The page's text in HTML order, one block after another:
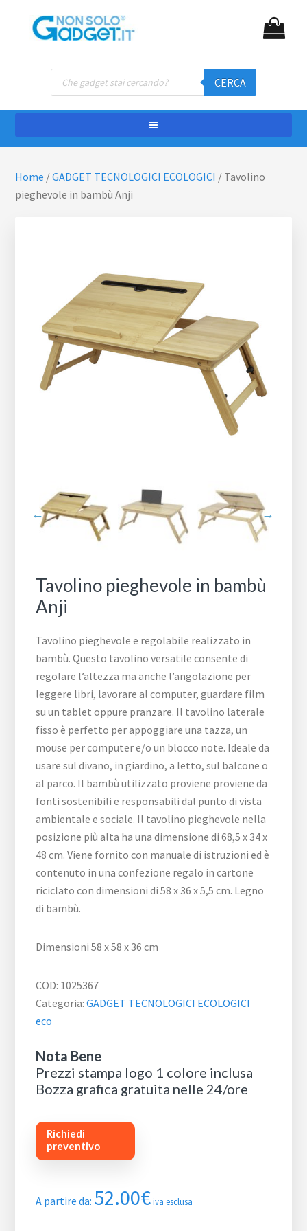
contenuto
NON SOLO GADGET
Gadget personalizzati
Ricerca
prodotti
CERCA
Home /GADGET TECNOLOGICI ECOLOGICI / Tavolino
pieghevole in bambù Anji
Tavolino pieghevole in bambù
Anji
Tavolino pieghevole e regolabile realizzato in
bambù. Questo tavolino versatile consente di
regolare l’altezza ma anche l’angolazione per
leggere libri, lavorare al computer, guardare film
su un tablet oppure pranzare. Il tavolino laterale
fisso è perfetto per appoggiare una tazza, un
mouse per computer e/o un blocco note. Ideale da
usare sul divano, in giardino, a letto, sul balcone o
al parco. Il bambù utilizzato proviene proviene da
fonti sostenibili e responsabili dal punto di vista
ambientale e sociale. Il tavolino pieghevole nella
posizione più alta ha una dimensione di 68,5 x 34 x
48 cm. Viene fornito con manuale di istruzioni ed è
contenuto in una confezione regalo in cartone
riciclato con dimensioni di 58 x 36 x 5,5 cm. Legno
di bambù.
Dimensioni 58 x 58 x 36 cm
COD: 1025367
Categoria:GADGET TECNOLOGICI ECOLOGICI
eco
Nota Bene
Prezzi stampa logo 1 colore inclusa
Bozza grafica gratuita nelle 24/ore
Richiedi
preventivo
A partire da: 52.00€ iva esclusa